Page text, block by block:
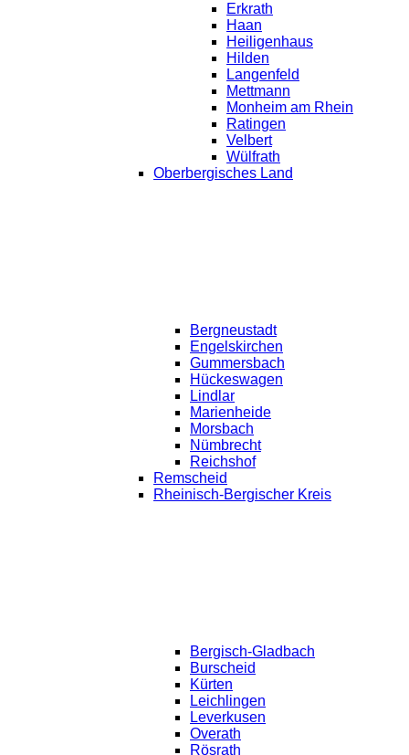
Erkrath
Haan
Heiligenhaus
Hilden
Langenfeld
Mettmann
Monheim am Rhein
Ratingen
Velbert
Wülfrath
Oberbergisches Land
Bergneustadt
Engelskirchen
Gummersbach
Hückeswagen
Lindlar
Marienheide
Morsbach
Nümbrecht
Reichshof
Remscheid
Rheinisch-Bergischer Kreis
Bergisch-Gladbach
Burscheid
Kürten
Leichlingen
Leverkusen
Overath
Rösrath